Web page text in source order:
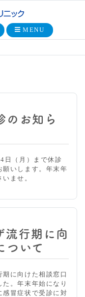
MENU
のお知ら
日（月）まで休診
願いします。年末年
ませ。
流行期に向
ついて
に向けた相談窓口
。年末年始になり
感冒症状で受診に対